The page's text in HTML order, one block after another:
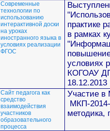
Современные
технологии по
использованию
интерактивной доски
на уроках
иностранного языка в
условиях реализации
ФГОС
практике
в рамках
условиях
КОГОАУ
18.12.2013
Сайт педагога как
средство
взаимодействия
участников
образовательного
процесса
Участие в
МКП-2014-
методика,